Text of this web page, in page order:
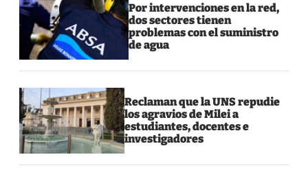
Por intervenciones en la red,
dos sectores tienen
problemas con el suministro
de agua
Reclaman que la UNS repudie
los agravios de Milei a
estudiantes, docentes e
investigadores